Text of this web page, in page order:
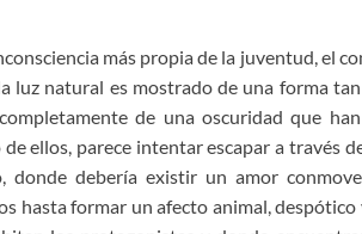
más propia de la juventud, el
luz natural es mostrado de una forma
de una oscuridad que
ellos, parece intentar escapar a través
donde debería existir un amor
hasta formar un afecto animal,